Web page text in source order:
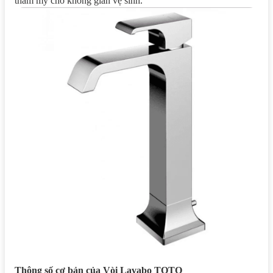
Thông số cơ bản của Vòi Lavabo TOTO